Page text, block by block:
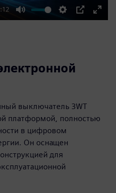
Mute Settings
PIP
Enter
выключатель 3WT
платформой, полностью
в цифровом
Он оснащен
для